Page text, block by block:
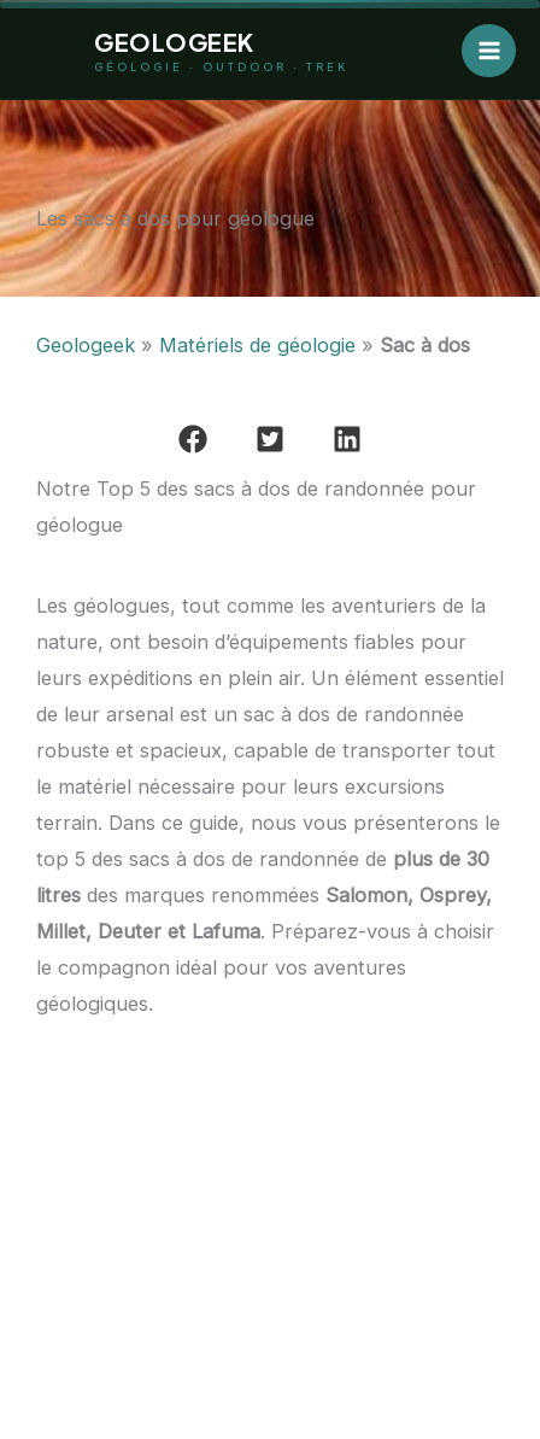
GEOLOGEEK
GÉOLOGIE · OUTDOOR · TREK
Les sacs à dos pour géologue
Geologeek » Matériels de géologie » Sac à dos
Notre Top 5 des sacs à dos de randonnée pour
géologue
Les géologues, tout comme les aventuriers de la
nature, ont besoin d’équipements fiables pour
leurs expéditions en plein air. Un élément essentiel
de leur arsenal est un sac à dos de randonnée
robuste et spacieux, capable de transporter tout
le matériel nécessaire pour leurs excursions
terrain. Dans ce guide, nous vous présenterons le
top 5 des sacs à dos de randonnée de plus de 30
litres des marques renommées Salomon, Osprey,
Millet, Deuter et Lafuma. Préparez-vous à choisir
le compagnon idéal pour vos aventures
géologiques.